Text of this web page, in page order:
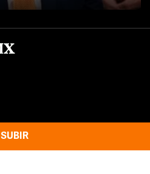
SUBIR